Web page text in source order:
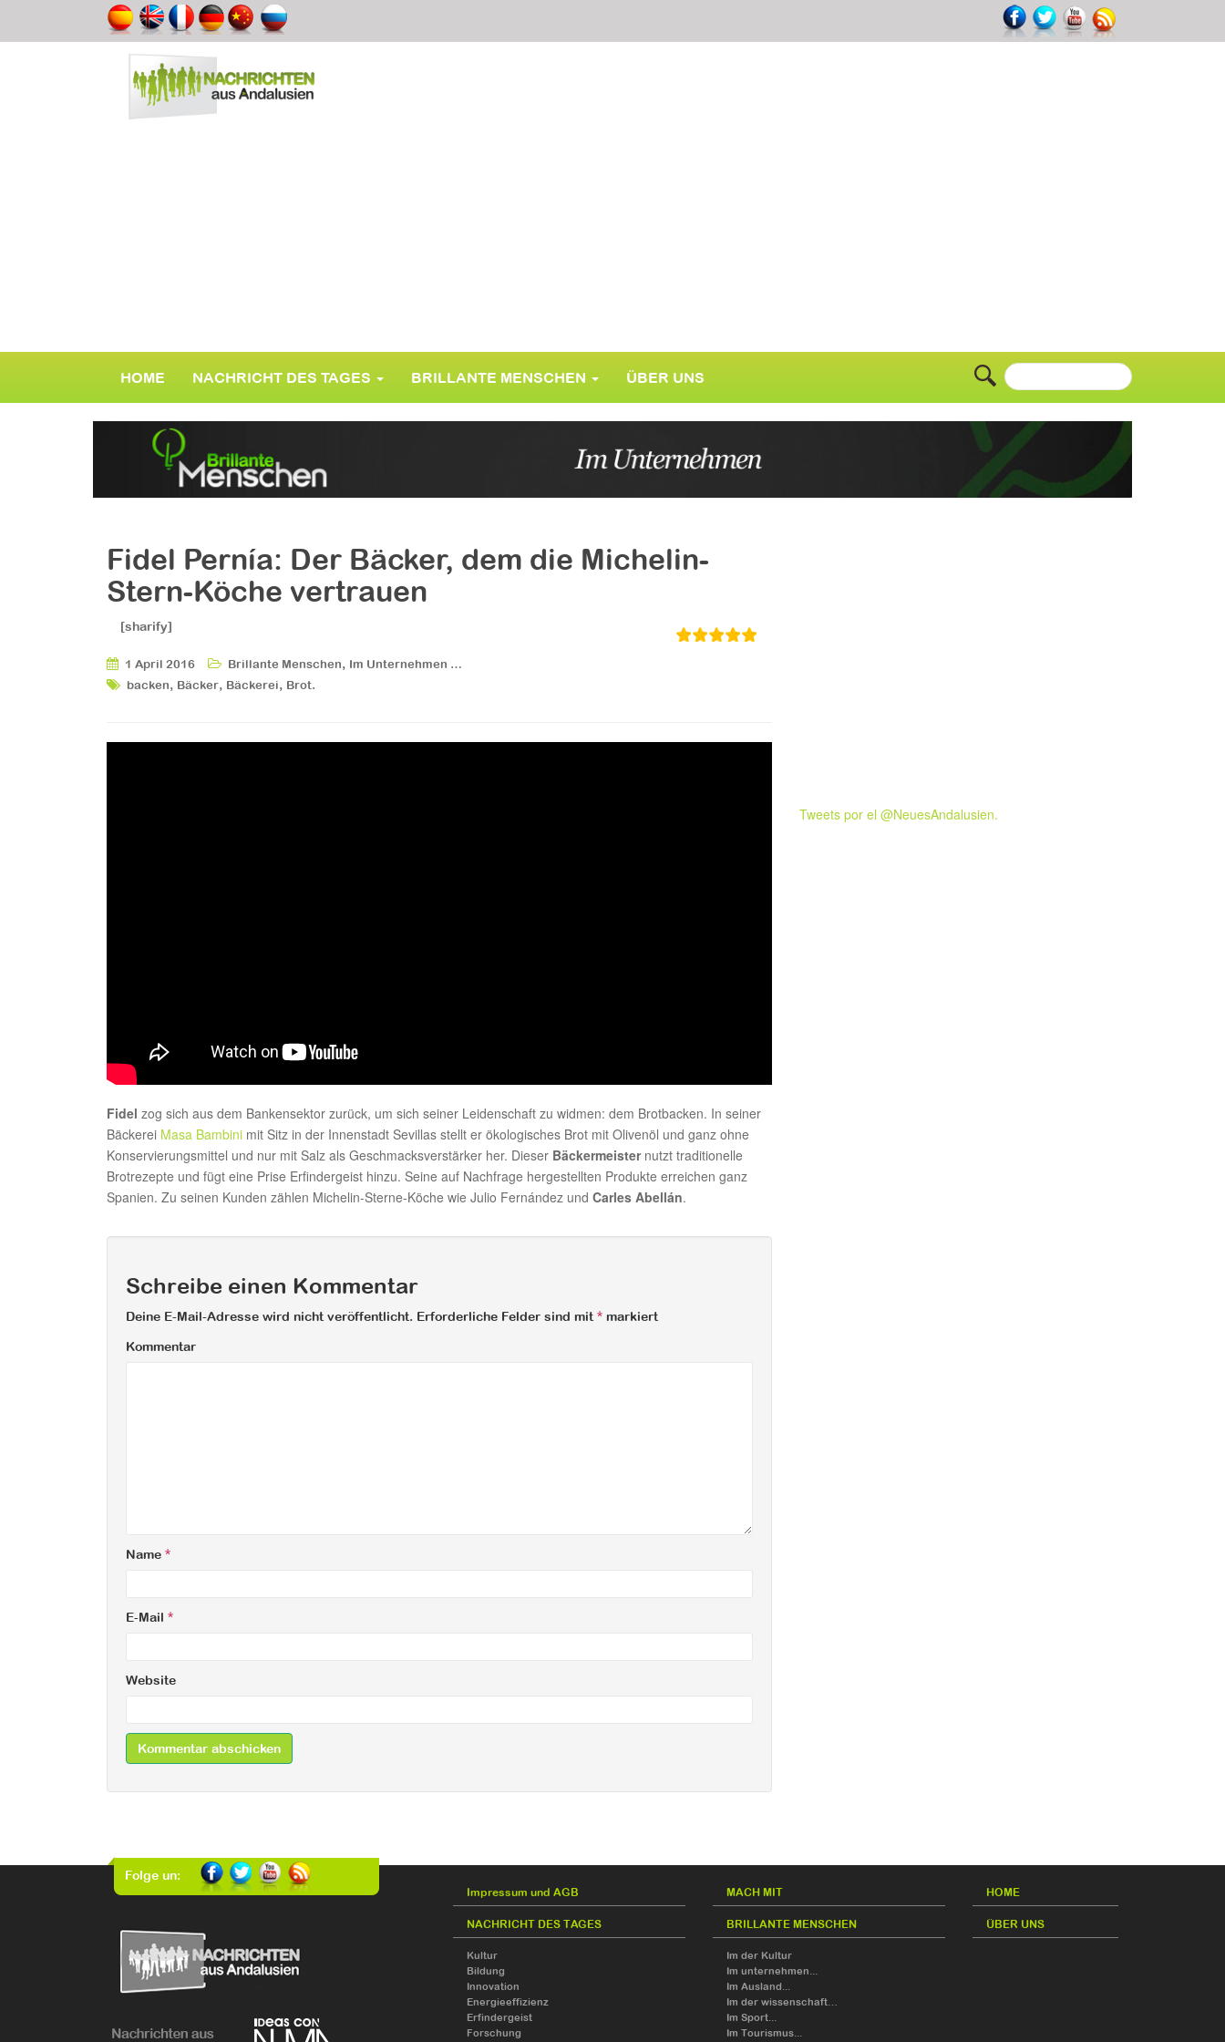
HOME NACHRICHT DES TAGES BRILLANTE MENSCHEN ÜBER UNS
Fidel Pernía: Der Bäcker, dem die Michelin-
Stern-Köche vertrauen
[sharify]
1 April 2016 Brillante Menschen, Im Unternehmen …
backen, Bäcker, Bäckerei, Brot.
Fidel zog sich aus dem Bankensektor zurück, um sich seiner Leidenschaft zu widmen: dem Brotbacken. In seiner
Bäckerei Masa Bambini mit Sitz in der Innenstadt Sevillas stellt er ökologisches Brot mit Olivenöl und ganz ohne
Konservierungsmittel und nur mit Salz als Geschmacksverstärker her. Dieser Bäckermeisternutzt traditionelle
Brotrezepte und fügt eine Prise Erfindergeist hinzu. Seine auf Nachfrage hergestellten Produkte erreichen ganz
Spanien. Zu seinen Kunden zählen Michelin-Sterne-Köche wie Julio Fernández und Carles Abellán.
Schreibe einen Kommentar
Deine E-Mail-Adresse wird nicht veröffentlicht. Erforderliche Felder sind mit * markiert
Kommentar
Name *
E-Mail *
Website
Tweets por el @NeuesAndalusien.
Folge un:
Impressum und AGB
NACHRICHT DES TAGES
Kultur
Bildung
Innovation
Energieeffizienz
Erfindergeist
Forschung
MACH MIT
BRILLANTE MENSCHEN
Im der Kultur
Im unternehmen...
Im Ausland...
Im der wissenschaft…
Im Sport...
Im Tourismus...
HOME
ÜBER UNS